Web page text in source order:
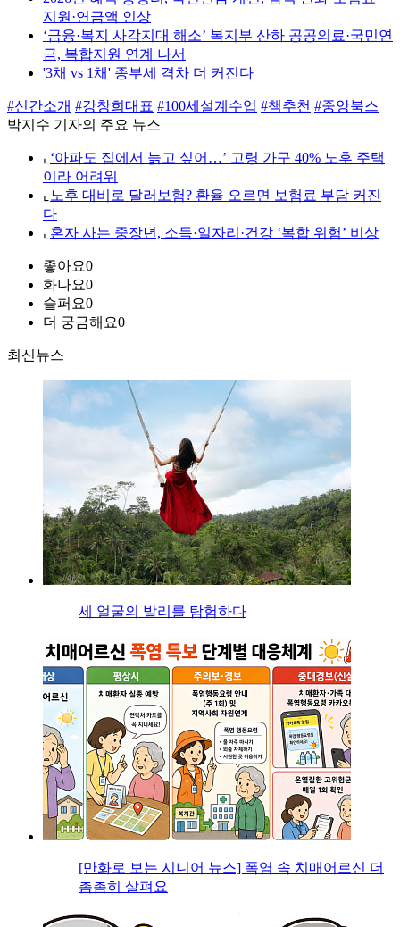
지원·연금액 인상
‘금융·복지 사각지대 해소’ 복지부 산하 공공의료·국민연
금, 복합지원 연계 나서
'3채 vs 1채' 종부세 격차 더 커진다
#신간소개 #강창희대표 #100세설계수업 #책추천 #중앙북스
박지수 기자의 주요 뉴스
⌞ ‘아파도 집에서 늙고 싶어…’ 고령 가구 40% 노후 주택
이라 어려워
⌞ 노후 대비로 달러보험? 환율 오르면 보험료 부담 커진
다
⌞ 혼자 사는 중장년, 소득·일자리·건강 ‘복합 위험’ 비상
좋아요0
화나요0
슬퍼요0
더 궁금해요0
최신뉴스
세 얼굴의 발리를 탐험하다
[만화로 보는 시니어 뉴스] 폭염 속 치매어르신 더
촘촘히 살펴요